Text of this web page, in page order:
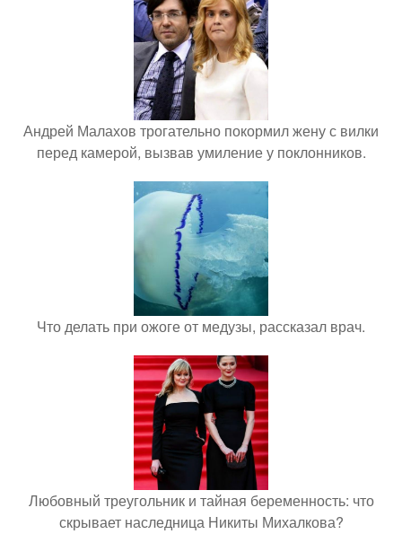
Андрей Малахов трогательно покормил жену с вилки
перед камерой, вызвав умиление у поклонников.
Что делать при ожоге от медузы, рассказал врач.
Любовный треугольник и тайная беременность: что
скрывает наследница Никиты Михалкова?